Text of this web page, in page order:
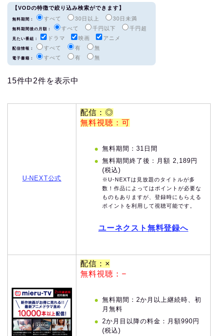
【VODの特徴で絞り込み検索ができます】
無料期間： すべて 30日以上 30日未満
無料期間後の月額： すべて 千円以下 千円超
見たい番組： ドラマ 映画 アニメ
配信情報： すべて 有 無
電子書籍： すべて 有 無
15件中2件を表示中
U-NEXT公式
配信：◎
無料視聴：可
無料期間：31日間
無料期間終了後：月額 2,189円
(税込)
※U-NEXTは見放題のタイトルが多
数！作品によってはポイントが必要な
ものもありますが、登録時にもらえる
ポイントを利用して視聴可能です。
ユーネクスト無料登録へ
配信：×
無料視聴：−
無料期間：2か月以上継続時、初
月無料
2か月目以降の料金：月額990円
(税込)